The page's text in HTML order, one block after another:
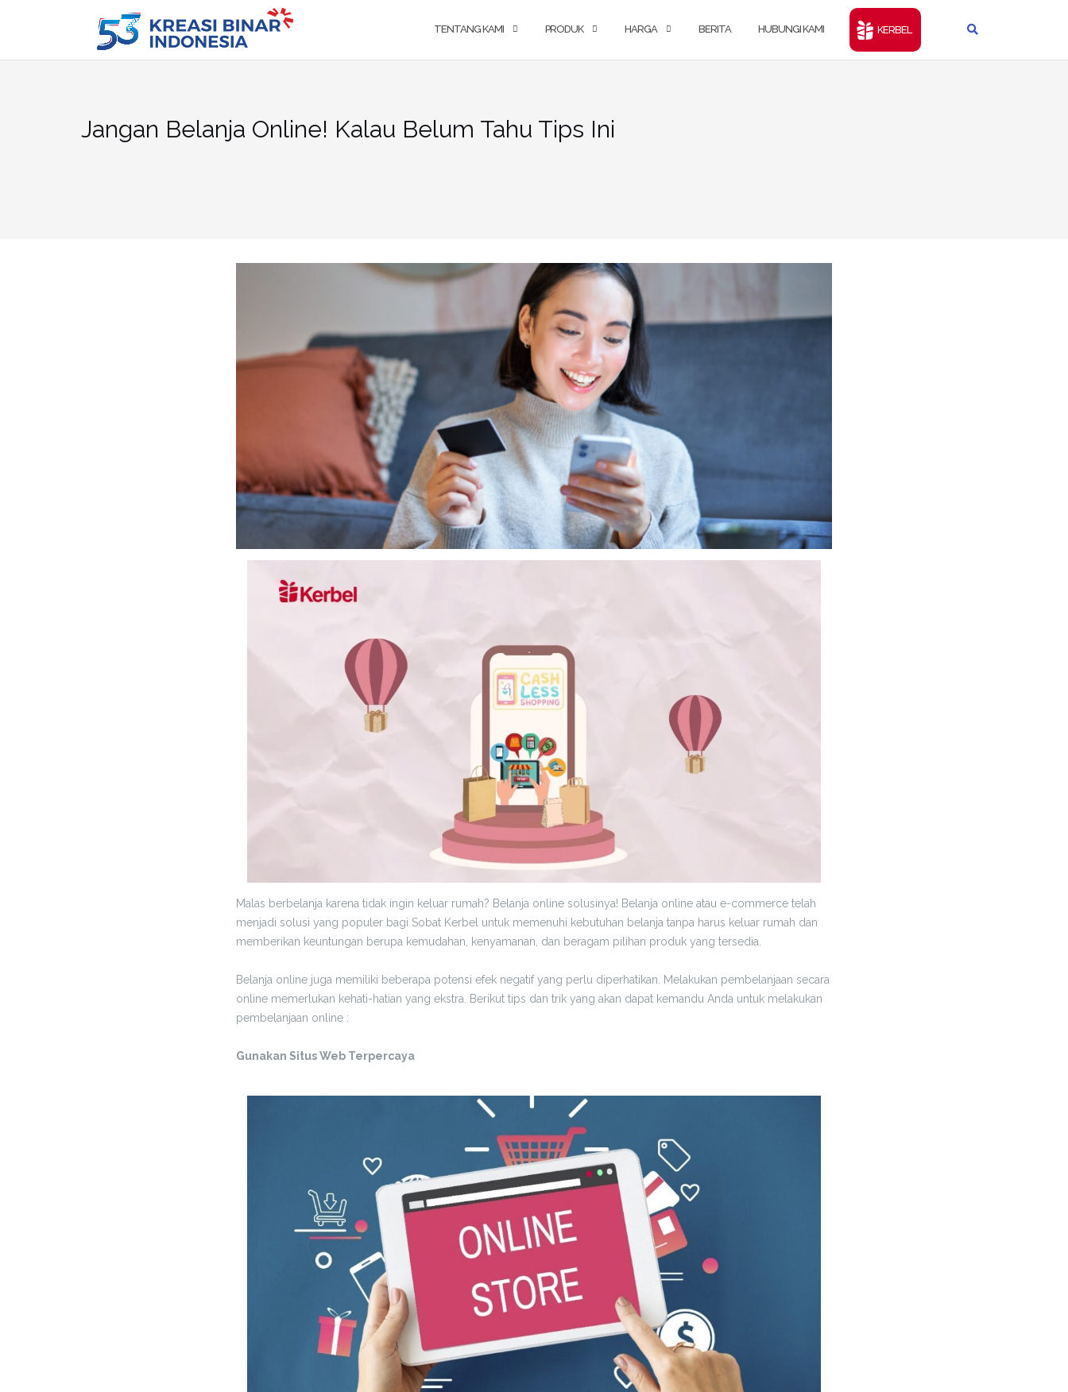
TENTANG KAMI PRODUK HARGA BERITA HUBUNGI KAMI KERBEL
Jangan Belanja Online! Kalau Belum Tahu Tips Ini
Malas berbelanja karena tidak ingin keluar rumah? Belanja online solusinya! Belanja online atau e-commerce telah
menjadi solusi yang populer bagi Sobat Kerbel untuk memenuhi kebutuhan belanja tanpa harus keluar rumah dan
memberikan keuntungan berupa kemudahan, kenyamanan, dan beragam pilihan produk yang tersedia.
Belanja online juga memiliki beberapa potensi efek negatif yang perlu diperhatikan. Melakukan pembelanjaan secara
online memerlukan kehati-hatian yang ekstra. Berikut tips dan trik yang akan dapat kemandu Anda untuk melakukan
pembelanjaan online :
Gunakan Situs Web Terpercaya